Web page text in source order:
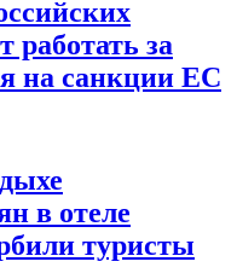
работать за
на санкции ЕС
в отеле
туристы